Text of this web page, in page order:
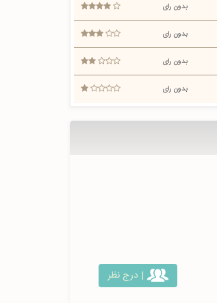
بدون رای
بدون رای
بدون رای
بدون رای
| درج نظر